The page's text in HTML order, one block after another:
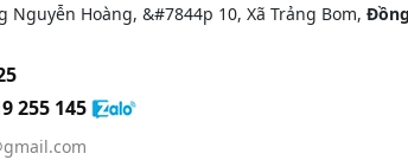
Nguyễn Hoàng, &#7844p 10, Xã Trảng Bom,
255 145